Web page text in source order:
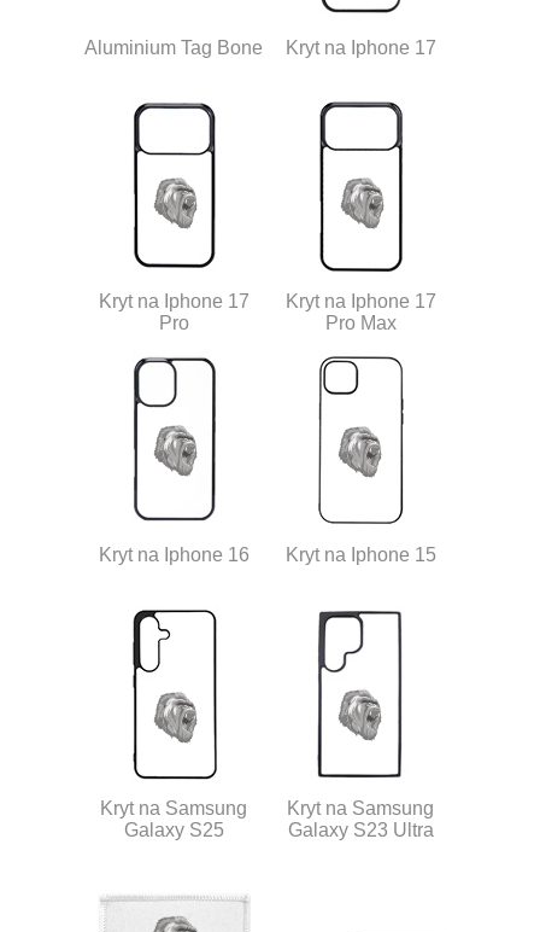
Aluminium Tag Bone Kryt na Iphone 17
Kryt na Iphone 17
Pro
Kryt na Iphone 17
Pro Max
Kryt na Iphone 16 Kryt na Iphone 15
Kryt na Samsung
Galaxy S25
Kryt na Samsung
Galaxy S23 Ultra